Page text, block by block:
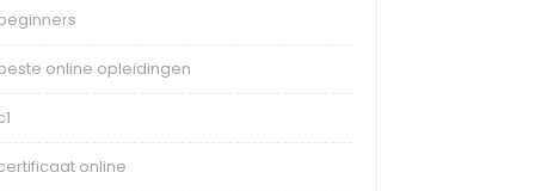
online opleidingen
online